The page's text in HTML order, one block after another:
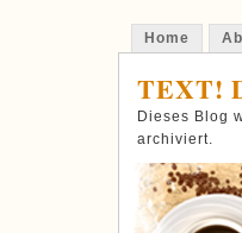
Home
TEXT!
Dieses Blog
archiviert.